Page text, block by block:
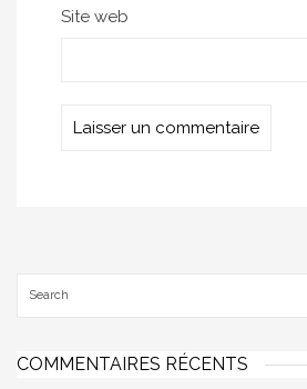
Site web
COMMENTAIRES RÉCENTS